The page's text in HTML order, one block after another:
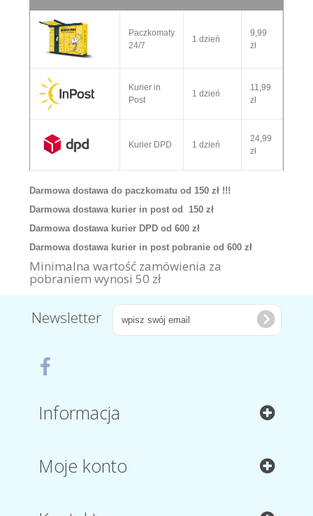
Paczkomaty
24/7
1 dzień
9,99
zł
Kurier in
Post
1 dzień
11,99
zł
Kurier DPD 1 dzień
24,99
zł
Darmowa dostawa do paczkomatu od 150 zł !!!
Darmowa dostawa kurier in post od 150 zł
Darmowa dostawa kurier DPD od 600 zł
Darmowa dostawa kurier in post pobranie od 600 zł
Minimalna wartość zamówienia za
pobraniem wynosi 50 zł
Newsletter
Informacja
Moje konto